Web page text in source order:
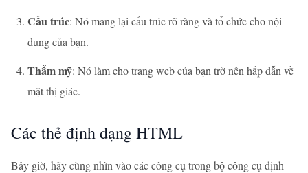
Cấu trúc: Nó mang lại cấu trúc rõ ràng và tổ chức cho nội
dung của bạn.
Thẩm mỹ: Nó làm cho trang web của bạn trở nên hấp dẫn về
mặt thị giác.
Các thẻ định dạng HTML
Bây giờ, hãy cùng nhìn vào các công cụ trong bộ công cụ định